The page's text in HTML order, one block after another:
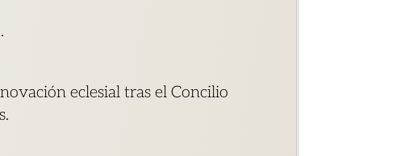
eclesial tras el Concilio